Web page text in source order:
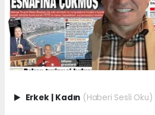
Erkek Kadın (Haberi Sesli Oku)